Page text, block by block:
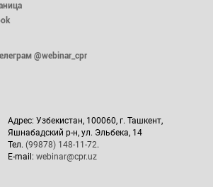
@webinar_cpr
Адрес: Узбекистан, 100060, г. Ташкент,
Яшнабадский р-н, ул. Эльбека, 14
Тел. (99878) 148-11-72.
E-mail: webinar@cpr.uz